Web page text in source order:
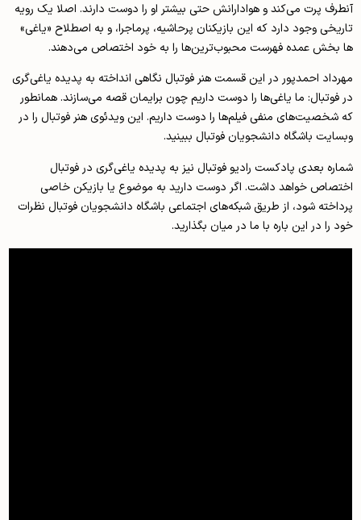
آنطرف پرت می‌کند و هوادارانش حتی بیشتر او را دوست دارند. اصلا یک رویه
تاریخی وجود دارد که این بازیکنان پرحاشیه، پرماجرا، و به اصطلاح «یاغی»
ها بخش عمده فهرست محبوب‌ترین‌ها را به خود اختصاص می‌دهند.
مهرداد احمدپور در این قسمت هنر فوتبال نگاهی انداخته به پدیده یاغی‌گری
در فوتبال: ما یاغی‌ها را دوست داریم چون برایمان قصه می‌سازند. همانطور
که شخصیت‌های منفی فیلم‌ها را دوست داریم. این ویدئوی هنر فوتبال را در
وبسایت باشگاه دانشجویان فوتبال ببینید.
شماره بعدی پادکست رادیو فوتبال نیز به پدیده یاغی‌گری در فوتبال
اختصاص خواهد داشت. اگر دوست دارید به موضوع یا بازیکن خاصی
پرداخته شود، از طریق شبکه‌های اجتماعی باشگاه دانشجویان فوتبال نظرات
خود را در این باره با ما در میان بگذارید.